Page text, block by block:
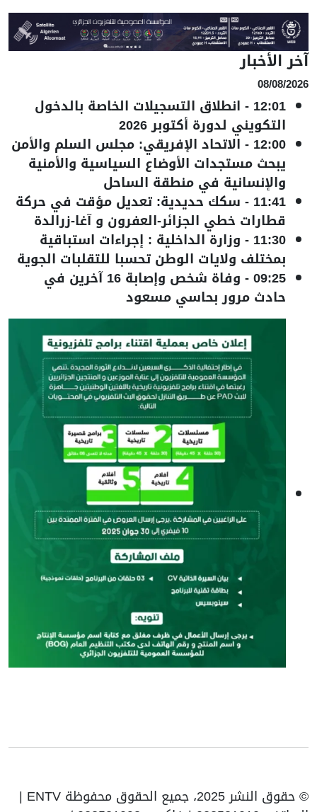
آخر الأخبار
08/08/2026
12:01
- انطلاق التسجيلات الخاصة بالدخول
التكويني لدورة أكتوبر 2026
12:00
- الاتحاد الإفريقي: مجلس السلم والأمن
يبحث مستجدات الأوضاع السياسية والأمنية
والإنسانية في منطقة الساحل
11:41
- سكك حديدية: تعديل مؤقت في حركة
قطارات خطي الجزائر-العفرون و آغا-زرالدة
11:30
- وزارة الداخلية : إجراءات استباقية
بمختلف ولايات الوطن تحسبا للتقلبات الجوية
09:25
- وفاة شخص وإصابة 16 آخرين في
حادث مرور بحاسي مسعود
© حقوق النشر 2025، جميع الحقوق محفوظة ENTV |